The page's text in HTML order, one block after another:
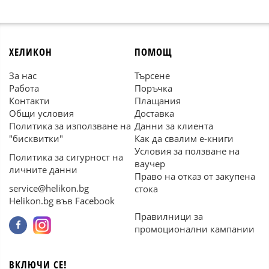
ХЕЛИКОН
За нас
Работа
Контакти
Общи условия
Политика за използване на
"бисквитки"
Политика за сигурност на
личните данни
service@helikon.bg
Helikon.bg във Facebook
ПОМОЩ
Търсене
Поръчка
Плащания
Доставка
Данни за клиента
Как да свалим е-книги
Условия за ползване на
ваучер
Право на отказ от закупена
стока
Правилници за
промоционални кампании
ВКЛЮЧИ СЕ!